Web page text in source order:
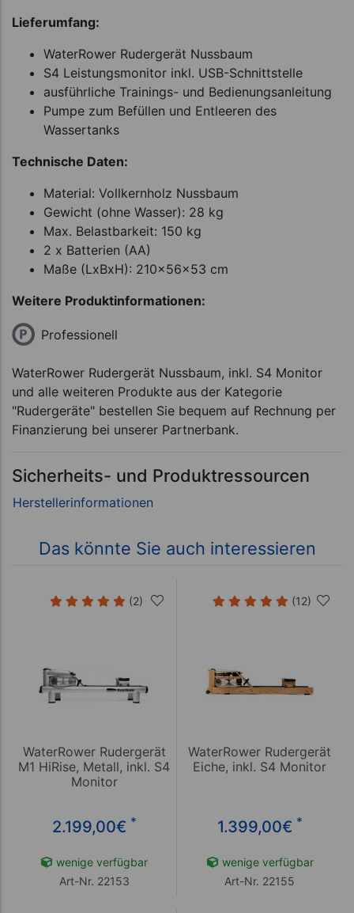
Lieferumfang:
WaterRower Rudergerät Nussbaum
S4 Leistungsmonitor inkl. USB-Schnittstelle
ausführliche Trainings- und Bedienungsanleitung
Pumpe zum Befüllen und Entleeren des
Wassertanks
Technische Daten:
Material: Vollkernholz Nussbaum
Gewicht (ohne Wasser): 28 kg
Max. Belastbarkeit: 150 kg
2 x Batterien (AA)
Maße (LxBxH): 210x56x53 cm
Weitere Produktinformationen:
Professionell
WaterRower Rudergerät Nussbaum, inkl. S4 Monitor
und alle weiteren Produkte aus der Kategorie
"Rudergeräte" bestellen Sie bequem auf Rechnung per
Finanzierung bei unserer Partnerbank.
Sicherheits- und Produktressourcen
Das könnte Sie auch interessieren
(2)
WaterRower Rudergerät
M1 HiRise, Metall, inkl. S4
Monitor
2.199,00€ *
wenige verfügbar
Art-Nr. 22153
(12)
WaterRower Rudergerät
Eiche, inkl. S4 Monitor
1.399,00€ *
wenige verfügbar
Art-Nr. 22155